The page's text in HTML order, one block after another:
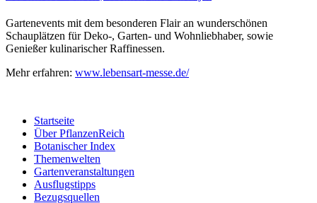
Gartenevents mit dem besonderen Flair an wunderschönen
Schauplätzen für Deko-, Garten- und Wohnliebhaber, sowie
Genießer kulinarischer Raffinessen.
Mehr erfahren: www.lebensart-messe.de/
Startseite
Über PflanzenReich
Botanischer Index
Themenwelten
Gartenveranstaltungen
Ausflugstipps
Bezugsquellen